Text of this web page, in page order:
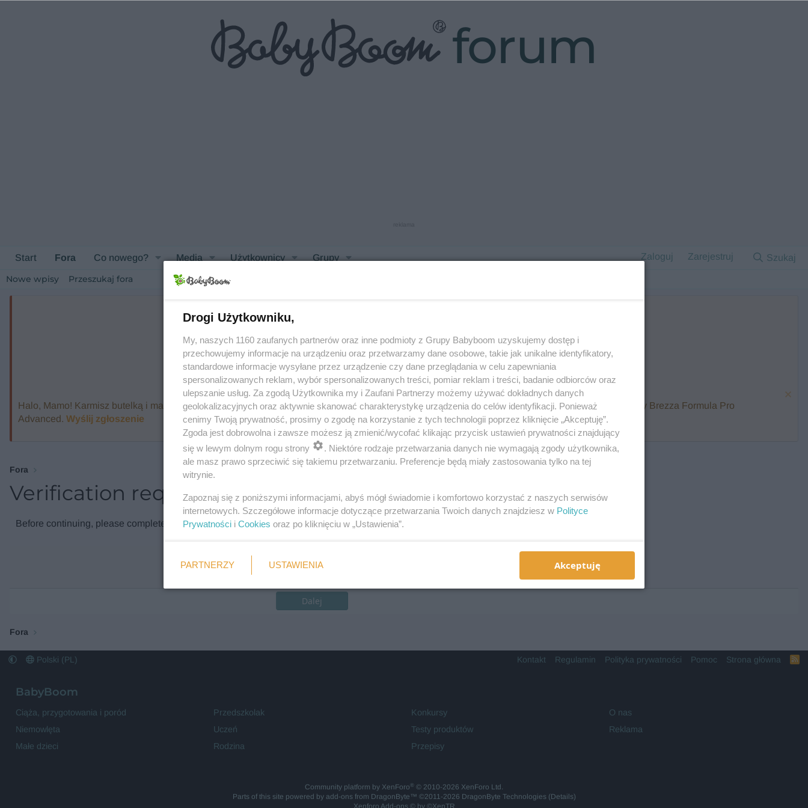
forum
Start Fora Co nowego? Media Użytkownicy Grupy Zaloguj Zarejestruj Szukaj
Nowe wpisy Przeszukaj fora
Halo, Mamo! Karmisz butelką i marzysz o ekspresie, który przygotuje mleko w kilka sekund? Opowiedz historię nocnego karmienia i zawalcz o Baby Brezza Formula Pro
Advanced. Wyślij zgłoszenie
reklama
Fora
Verification required
Before continuing, please complete the verification check.
Weryfikacja
Wymagane
Dalej
Fora
Polski (PL) Kontakt Regulamin Polityka prywatności Pomoc Strona główna
R
BabyBoom
Ciąża, przygotowania i poród
Niemowlęta
Małe dzieci
Przedszkolak
Uczeń
Rodzina
Konkursy
Testy produktów
Przepisy
O nas
Reklama
Community platform by XenForo® © 2010-2026 XenForo Ltd.
Parts of this site powered by add-ons from DragonByte™ ©2011-2026 DragonByte Technologies(Details)
Xenforo Add-ons© by ©XenTR
Drogi Użytkowniku,
My, naszych 1160 zaufanych partnerów oraz inne podmioty z Grupy Babyboom uzyskujemy dostęp i
przechowujemy informacje na urządzeniu oraz przetwarzamy dane osobowe, takie jak unikalne identyfikatory,
standardowe informacje wysyłane przez urządzenie czy dane przeglądania w celu zapewniania
spersonalizowanych reklam, wybór spersonalizowanych treści, pomiar reklam i treści, badanie odbiorców oraz
ulepszanie usług. Za zgodą Użytkownika my i Zaufani Partnerzy możemy używać dokładnych danych
geolokalizacyjnych oraz aktywnie skanować charakterystykę urządzenia do celów identyfikacji. Ponieważ
cenimy Twoją prywatność, prosimy o zgodę na korzystanie z tych technologii poprzez kliknięcie „Akceptuję”.
Zgoda jest dobrowolna i zawsze możesz ją zmienić/wycofać klikając przycisk ustawień prywatności znajdujący
się w lewym dolnym rogu strony
. Niektóre rodzaje przetwarzania danych nie wymagają zgody użytkownika,
ale masz prawo sprzeciwić się takiemu przetwarzaniu. Preferencje będą miały zastosowania tylko na tej
witrynie.
Zapoznaj się z poniższymi informacjami, abyś mógł świadomie i komfortowo korzystać z naszych serwisów
internetowych. Szczegółowe informacje dotyczące przetwarzania Twoich danych znajdziesz w Polityce
Prywatności i Cookies oraz po kliknięciu w „Ustawienia”.
PARTNERZY USTAWIENIA Akceptuję